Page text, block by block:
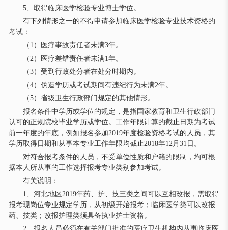
5、取得临床医学检验专业博士学位。
有下列情形之一的不得申请参加临床医学检验专业技术资格的
考试：
（1）医疗事故责任者未满3年。
（2）医疗差错责任者未满1年。
（3）受到行政处分者在处分时期内。
（4）伪造学历或考试期间有违纪行为未满2年。
（5）省级卫生行政部门规定的其他情形。
报名条件中学历或学位的规定，是指国家教育和卫生行政部门
认可的正规院校毕业学历或学位。工作年限计算的截止日期为考试
前一年度的年底，例如报名参加2019年度检验资格考试的人员，其
学历取得日期和从事本专业工作年限均截止2018年12月31日。
对符合报考条件的人员，不受单位性质和户籍的限制，均可根
据本人所从事的工作选择报考专业类别参加考试。
有关说明：
1、河北地区2019年药、护、技三类之间可以互相改报，需取得
报考现岗位专业规定学历，从初级开始报考；临床医学类可以改报
药、技类；改报护理类须具备执业护士资格。